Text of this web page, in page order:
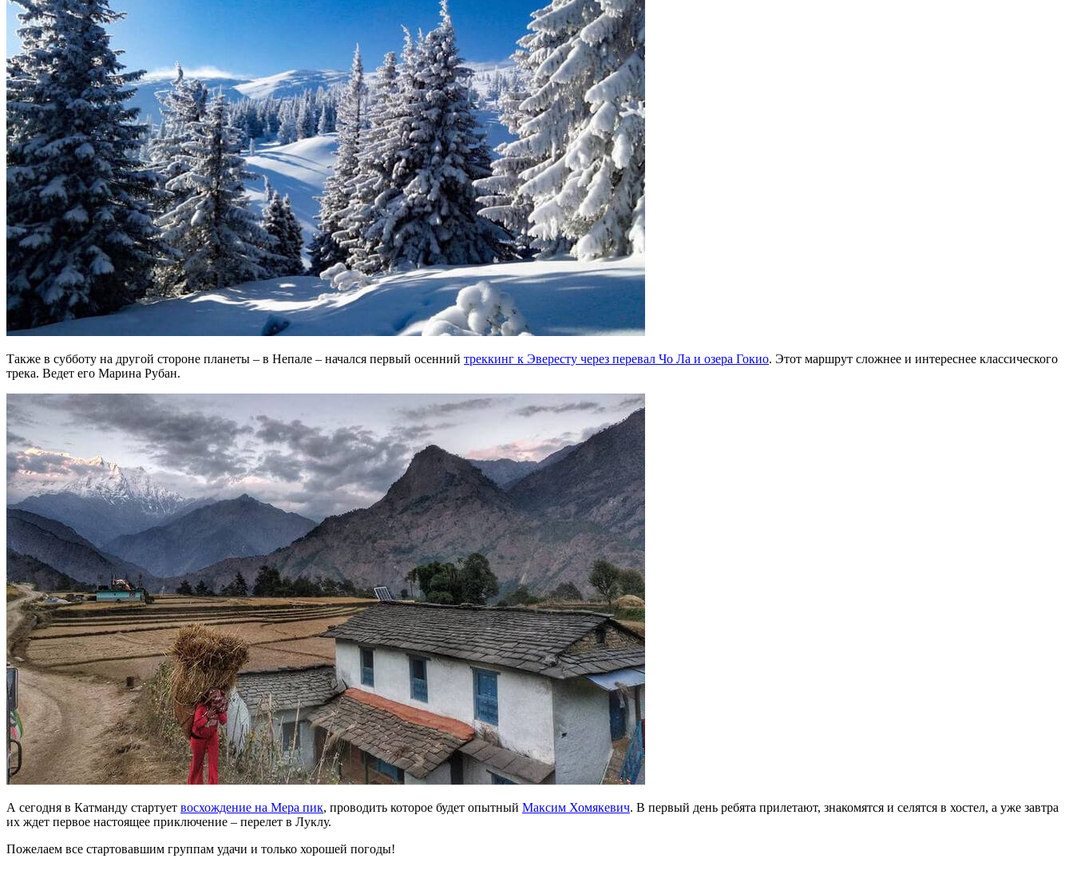
Также в субботу на другой стороне планеты – в Непале – начался первый осенний треккинг к Эвересту через перевал Чо Ла и озера Гокио. Этот маршрут сложнее и интереснее классического
трека. Ведет его Марина Рубан.
А сегодня в Катманду стартует восхождение на Мера пик, проводить которое будет опытный Максим Хомякевич. В первый день ребята прилетают, знакомятся и селятся в хостел, а уже завтра
их ждет первое настоящее приключение – перелет в Луклу.
Пожелаем все стартовавшим группам удачи и только хорошей погоды!